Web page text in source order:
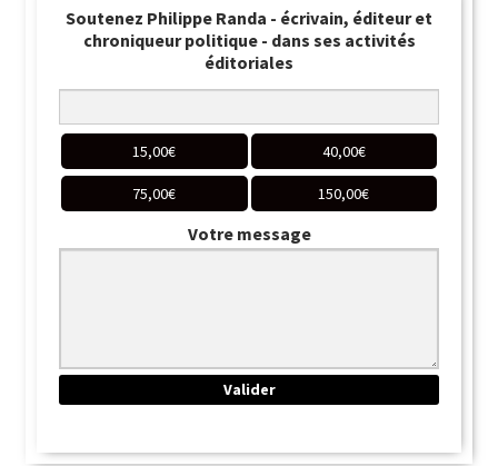
Soutenez Philippe Randa - écrivain, éditeur et
chroniqueur politique - dans ses activités
éditoriales
15,00€ 40,00€
75,00€ 150,00€
Votre message